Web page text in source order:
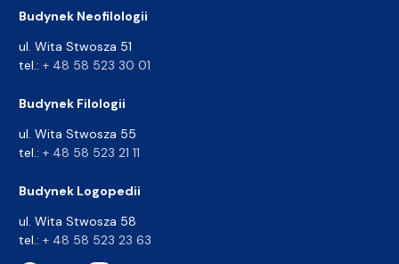
Budynek Neofilologii
ul. Wita Stwosza 51
tel.: + 48 58 523 30 01
Budynek Filologii
ul. Wita Stwosza 55
tel.: + 48 58 523 21 11
Budynek Logopedii
ul. Wita Stwosza 58
tel.: + 48 58 523 23 63